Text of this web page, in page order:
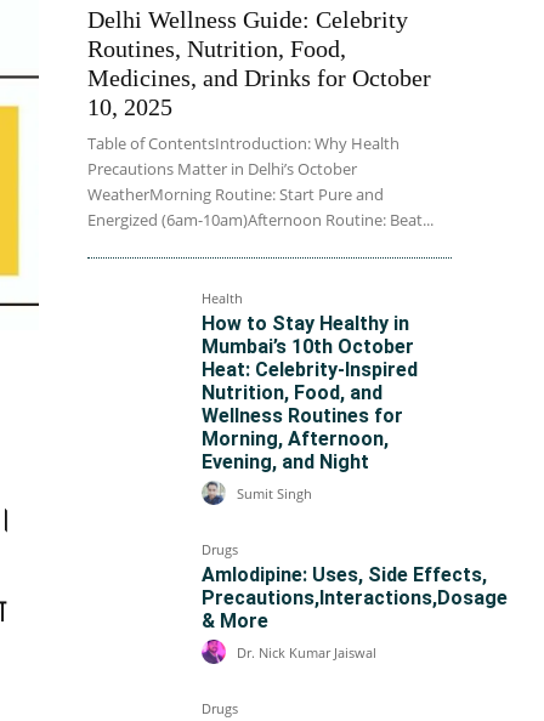
Delhi Wellness Guide: Celebrity
Routines, Nutrition, Food,
Medicines, and Drinks for October
10, 2025
Table of ContentsIntroduction: Why Health
Precautions Matter in Delhi’s October
WeatherMorning Routine: Start Pure and
Energized (6am-10am)Afternoon Routine: Beat...
Health
How to Stay Healthy in
Mumbai’s 10th October
Heat: Celebrity-Inspired
Nutrition, Food, and
Wellness Routines for
Morning, Afternoon,
Evening, and Night
Sumit Singh
Drugs
Amlodipine: Uses, Side Effects,
Precautions,Interactions,Dosage
& More
Dr. Nick Kumar Jaiswal
Drugs